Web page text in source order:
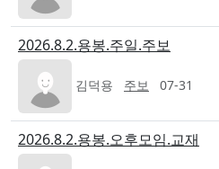
2026.8.2.용봉.주일.주보
김덕용 주보 07-31
2026.8.2.용봉.오후모임.교재